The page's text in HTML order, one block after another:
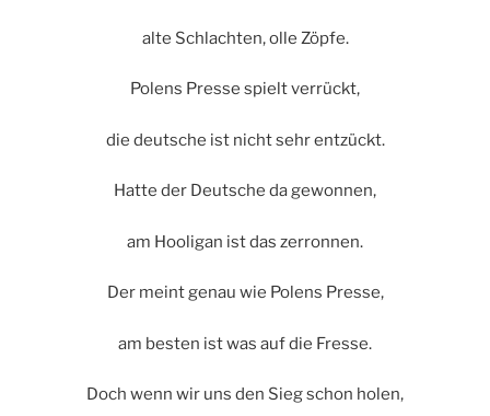
alte Schlachten, olle Zöpfe.
Polens Presse spielt verrückt,
die deutsche ist nicht sehr entzückt.
Hatte der Deutsche da gewonnen,
am Hooligan ist das zerronnen.
Der meint genau wie Polens Presse,
am besten ist was auf die Fresse.
Doch wenn wir uns den Sieg schon holen,